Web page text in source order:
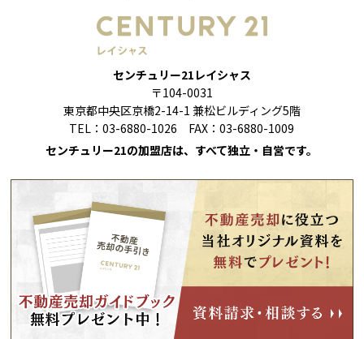
センチュリー21レイシャス
〒104-0031
東京都中央区京橋2-14-1 兼松ビルディング5階
TEL：03-6880-1026 FAX：03-6880-1009
センチュリー21の加盟店は、すべて独立・自営です。